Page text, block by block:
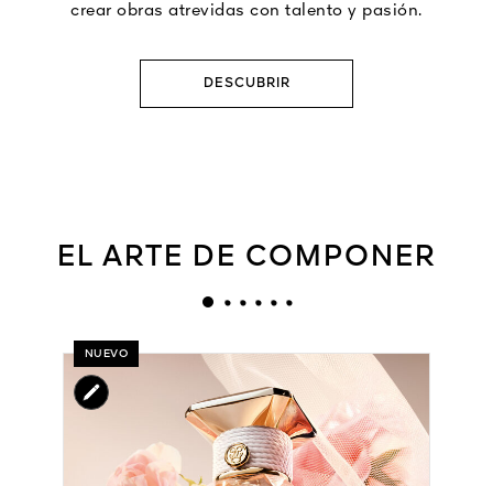
crear obras atrevidas con talento y pasión.
DESCUBRIR
EL ARTE DE COMPONER
NUEVO